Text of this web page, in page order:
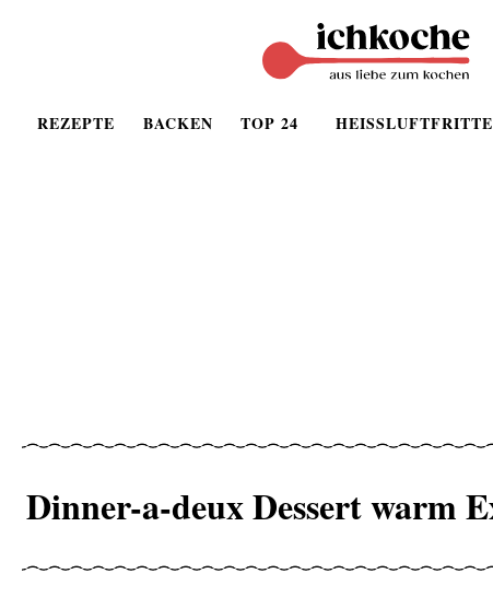
REZEPTE BACKEN TOP 24
Dinner-a-deux Dessert warm